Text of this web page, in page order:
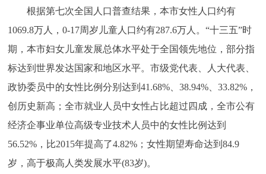
个人服务 法人服务 部门服务
便民服务 利企服务 投资项目
中介服务 阳光政务
政民互动
12345网上接诉即办 我要咨询
根据第七次全国人口普查结果，本市女性人口约有
1069.8万人，0-17周岁儿童人口约有287.6万人。“十三五”时
期，本市妇女儿童发展总体水平处于全国领先地位，部分指
标达到世界发达国家和地区水平。市级党代表、人大代表、
政协委员中的女性比例分别达到41.68%、38.94%、33.82%，
创历史新高；全市就业人员中女性占比超过四成，全市公有
经济企事业单位高级专业技术人员中的女性比例达到
56.52%，比2015年提高了4.82%；女性期望寿命达到84.9
岁，高于极高人类发展水平(83岁)。